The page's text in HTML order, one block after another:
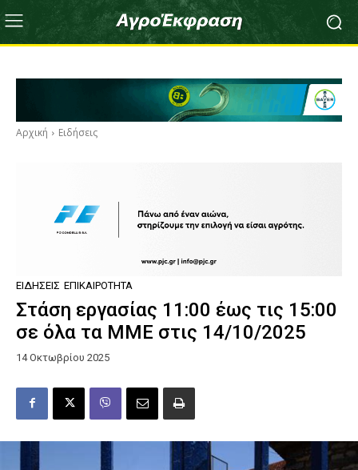
Αρχική Ειδήσεις
ΕΙΔΉΣΕΙΣ ΕΠΙΚΑΙΡΌΤΗΤΑ
Στάση εργασίας 11:00 έως τις 15:00
σε όλα τα ΜΜΕ στις 14/10/2025
14 Οκτωβρίου 2025